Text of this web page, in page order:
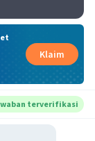
Klaim
terverifikasi